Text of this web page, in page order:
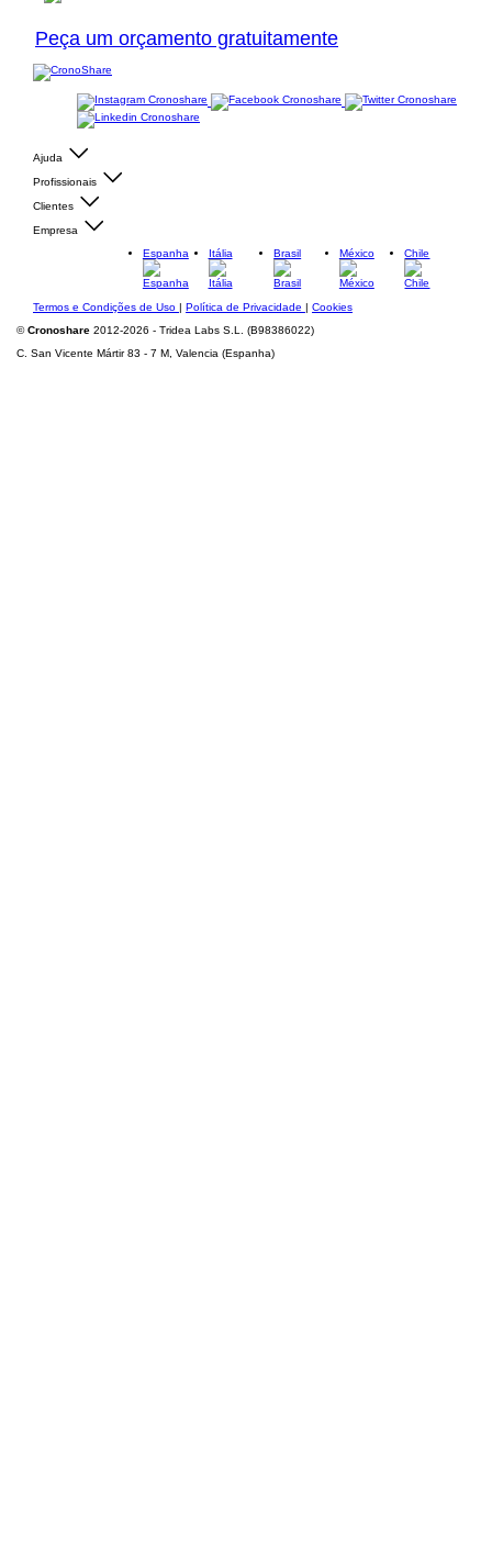
Peça um orçamento gratuitamente
Ajuda
Profissionais
Clientes
Empresa
Espanha
Itália Brasil México Chile
Termos e Condições de Uso | Política de Privacidade | Cookies
©Cronoshare 2012-2026 - Tridea Labs S.L. (B98386022)
C. San Vicente Mártir 83 - 7 M, Valencia (Espanha)